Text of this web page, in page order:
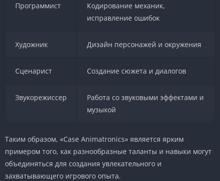
Программист
Кодирование механик,
исправление ошибок
Художник Дизайн персонажей и окружения
Сценарист Создание сюжета и диалогов
Звукорежиссер
Работа со звуковыми эффектами и
музыкой
Таким образом, «Case Animatronics» является ярким
примером того, как разнообразные таланты и навыки могут
объединяться для создания увлекательного и
захватывающего игрового опыта.